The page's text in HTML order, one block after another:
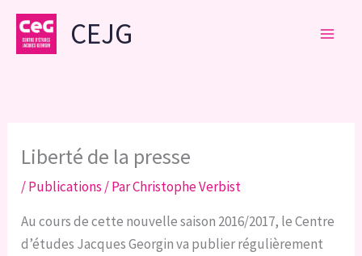
Aller
contenu
CEJG
Liberté de la presse
/Publications / ParChristophe Verbist
Au cours de cette nouvelle saison 2016/2017, le Centre
d’études Jacques Georgin va publier régulièrement